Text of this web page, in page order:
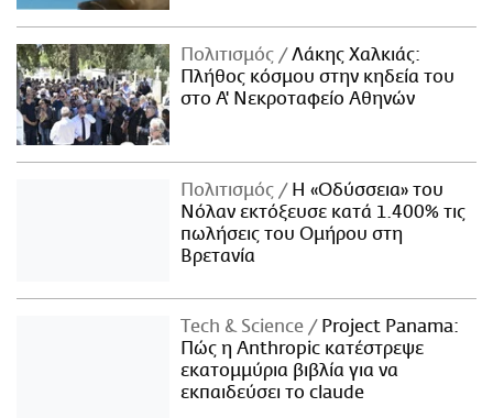
Πολιτισμός
Λάκης Χαλκιάς:
Πλήθος κόσμου στην κηδεία του
στο Α' Νεκροταφείο Αθηνών
Πολιτισμός
Η «Οδύσσεια» του
Νόλαν εκτόξευσε κατά 1.400% τις
πωλήσεις του Ομήρου στη
Βρετανία
Τech & Science
Project Panama:
Πώς η Anthropic κατέστρεψε
εκατομμύρια βιβλία για να
εκπαιδεύσει το claude